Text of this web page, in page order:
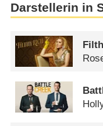
Darstellerin in